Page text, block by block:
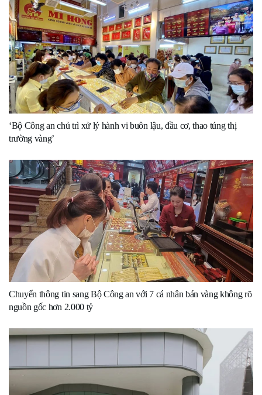
‘Bộ Công an chủ trì xử lý hành vi buôn lậu, đầu cơ, thao túng thị
trường vàng’
Chuyển thông tin sang Bộ Công an với 7 cá nhân bán vàng không rõ
nguồn gốc hơn 2.000 tỷ